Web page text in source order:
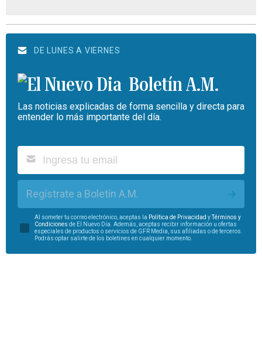
DE LUNES A VIERNES
Boletín A.M.
Las noticias explicadas de forma sencilla y directa para
entender lo más importante del día.
Regístrate a Boletín A.M.
Al someter tu correo electrónico, aceptas la Política de Privacidad y
Términos y
Condiciones de El Nuevo Día. Además, aceptas recibir información u ofertas
especiales de productos o servicios de GFR Media, sus afiliadas o de terceros.
Podrás optar salirte de los boletines en cualquier momento.